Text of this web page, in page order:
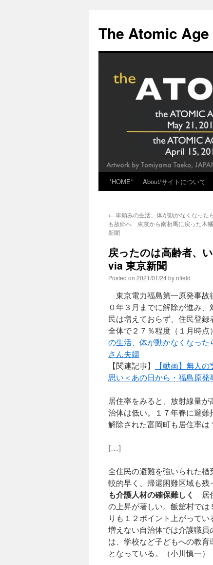
content
The Atomic Age
*HOME* About/サイトについて
← 車頼みの生活、体が動かなくなった
も故郷へ 東京から南相馬に戻った木
新聞
戻ったのは高齢者、
via 東京新聞
Posted on 2021/01/24by nfield
東京電力福島第一原発事故
０年３月までに解除が進み
民は増えておらず、住民登
全体で２７％程度（１月時点
の生活、体が動かなくなっ
さん夫婦
【関連記事】
【動画】無人
思い＜あの日から・福島原発
居住率をみると、放射線量
治体は低い。１７年春に避
解除された富岡町も居住率は
[…]
全住民の避難を強いられた
較的早く、帰還困難区域も残
も介護人材の確保難しく
居
の上昇が著しい。飯舘村で
りも１２ポイント上がって
増えない自治体では介護職
は、学校など子どもへの教
となっている。（小川慎一）